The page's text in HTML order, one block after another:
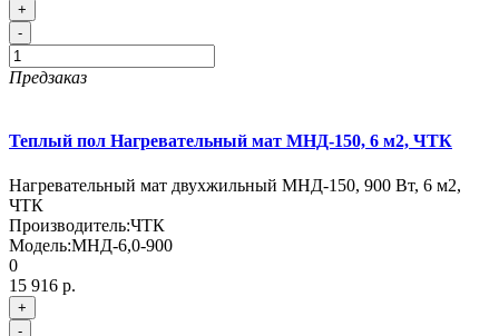
+
-
Предзаказ
Теплый пол Нагревательный мат МНД-150, 6 м2, ЧТК
Нагревательный мат двухжильный МНД-150, 900 Вт, 6 м2,
ЧТК
Производитель:ЧТК
Модель:МНД-6,0-900
0
15 916 р.
+
-